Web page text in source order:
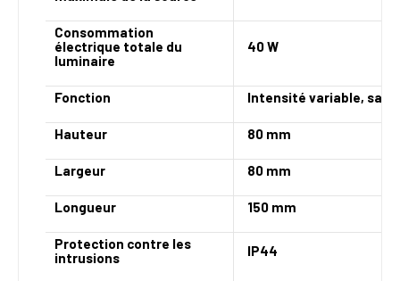
Consommation
électrique totale du
luminaire
40 W
Fonction Intensité variable,
Hauteur 80 mm
Largeur 80 mm
Longueur 150 mm
Protection contre les
intrusions
IP44